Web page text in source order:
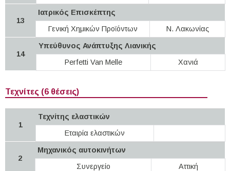
13
Ιατρικός Επισκέπτης
Γενική Χημικών Προϊόντων
Ν. Λακωνίας
14
Υπεύθυνος Ανάπτυξης Λιανικής
Perfetti Van Melle
Χανιά
Τεχνίτες (6 θέσεις)
1
Τεχνίτης ελαστικών
Εταιρία ελαστικών
2
Μηχανικός αυτοκινήτων
Συνεργείο
Αττική